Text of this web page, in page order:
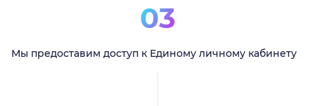
03
Мы предоставим доступ к Единому личному кабинету